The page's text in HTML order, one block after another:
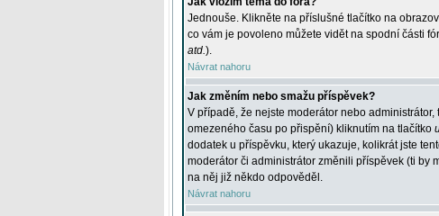
Jednouše. Klikněte na příslušné tlačítko na
co vám je povoleno můžete vidět na spodní části
atd.).
Návrat nahoru
Jak změním nebo smažu příspěvek?
V případě, že nejste moderátor nebo
omezeného času po přispění) kliknutím na tlačítko
dodatek u příspěvku, který ukazuje, kolikrát jste
moderátor či administrátor změnili příspěvek (ti by
na něj již někdo odpověděl.
Návrat nahoru